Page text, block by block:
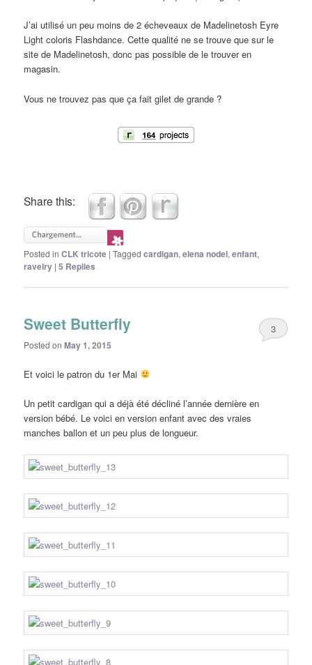
J’ai utilisé un peu moins de 2 écheveaux de Madelinetosh Eyre
Light coloris Flashdance. Cette qualité ne se trouve que sur le
site de Madelinetosh, donc pas possible de le trouver en
magasin.
Vous ne trouvez pas que ça fait gilet de grande ?
Share this:
Posted in CLK tricote |Tagged cardigan,elena nodel,enfant,
ravelry |5 Replies
Sweet Butterfly
Posted onMay 1, 2015
3
Et voici le patron du 1er Mai
Un petit cardigan qui a déjà été décliné l’année dernière en
version bébé. Le voici en version enfant avec des vraies
manches ballon et un peu plus de longueur.